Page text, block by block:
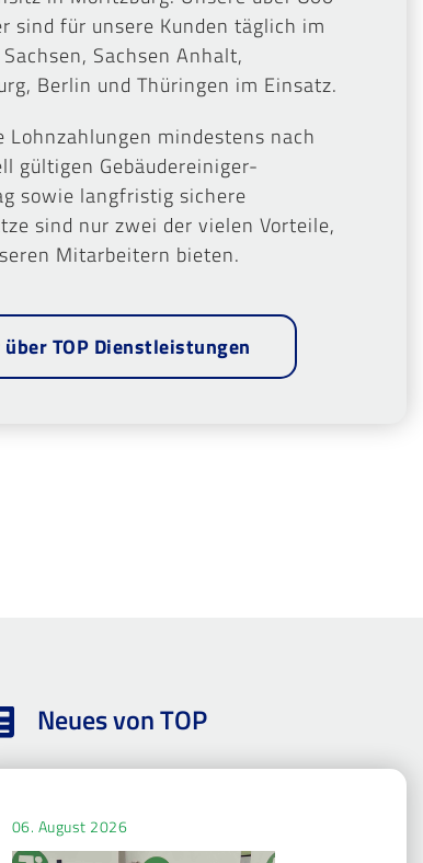
sind für unsere Kunden täglich im
Sachsen Anhalt,
Berlin und Thüringen im Einsatz.
Lohnzahlungen mindestens nach
gültigen Gebäudereiniger-
sowie langfristig sichere
sind nur zwei der vielen Vorteile,
Mitarbeitern bieten.
über TOP Dienstleistungen
Neues von TOP
06. August 2026